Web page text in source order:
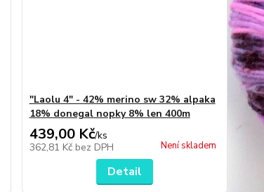
"Laolu 4" - 42% merino sw 32% alpaka
18% donegal nopky 8% len 400m
439,00 Kč/ks
362,81 Kč bez DPH Není skladem
Detail